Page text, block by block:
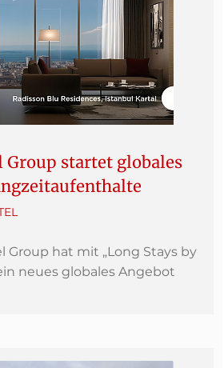
Group startet globales
Group hat mit „Long Stays by
neues globales Angebot